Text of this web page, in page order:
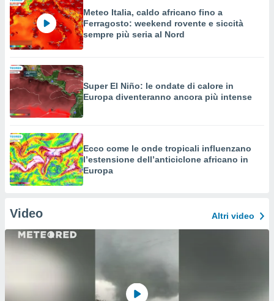
Meteo Italia, caldo africano fino a
Ferragosto: weekend rovente e siccità
sempre più seria al Nord
Super El Niño: le ondate di calore in
Europa diventeranno ancora più intense
Ecco come le onde tropicali influenzano
l’estensione dell’anticiclone africano in
Europa
Video Altri video